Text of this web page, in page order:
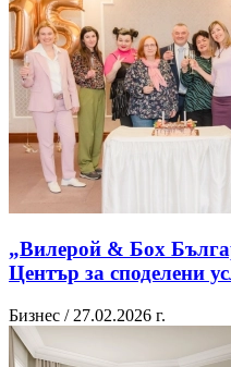
„Вилерой & Бох
Център за споделени
Бизнес / 27.02.2026 г.